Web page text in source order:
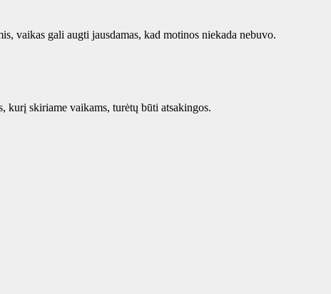
vaikas gali augti jausdamas, kad motinos niekada nebuvo.
kurį skiriame vaikams, turėtų būti atsakingos.